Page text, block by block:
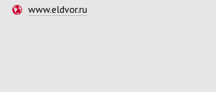
www.eldvor.ru